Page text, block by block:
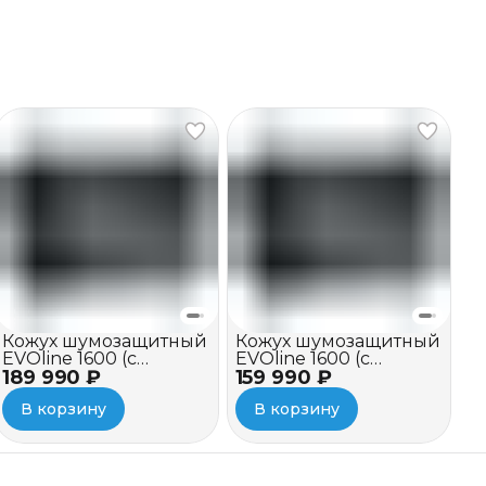
189 990 ₽
Кожух шумозащитный
EVOline 1600 (c
вентилятором и
зимним пакетом)
В корзину
159 990 ₽
Кожух шумозащитный
EVOline 1600 (c
вентилятором)
В корзину